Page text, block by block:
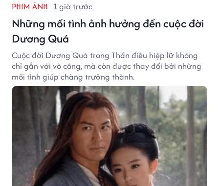
PHIM ẢNH 1 giờ trước
Những mối tình ảnh hưởng đến cuộc đời
Dương Quá
Cuộc đời Dương Quá trong Thần điêu hiệp lữ không
chỉ gắn với võ công, mà còn được thay đổi bởi những
mối tình giúp chàng trưởng thành.